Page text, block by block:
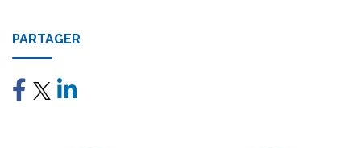
PARTAGER